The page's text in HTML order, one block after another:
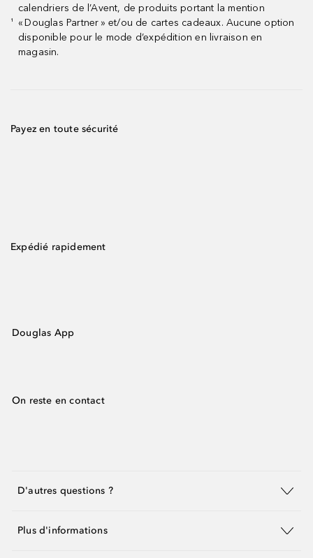
¹
calendriers de l’Avent, de produits portant la mention
« Douglas Partner » et/ou de cartes cadeaux. Aucune option
disponible pour le mode d’expédition en livraison en
magasin.
Payez en toute sécurité
Expédié rapidement
Douglas App
On reste en contact
D'autres questions ?
Plus d'informations